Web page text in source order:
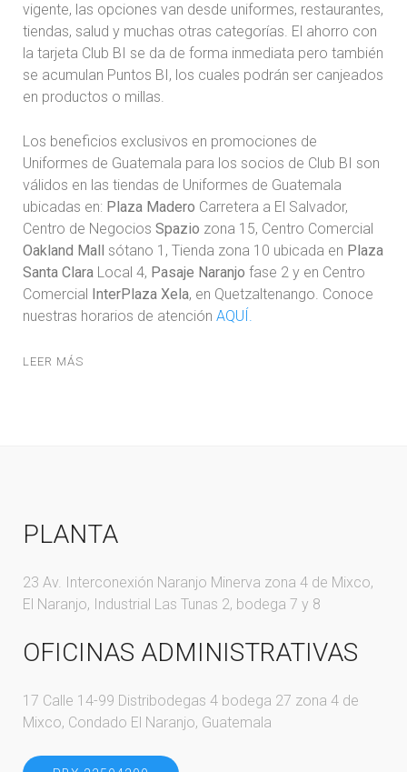
vigente, las opciones van desde uniformes, restaurantes,
tiendas, salud y muchas otras categorías. El ahorro con
la tarjeta Club BI se da de forma inmediata pero también
se acumulan Puntos BI, los cuales podrán ser canjeados
en productos o millas.
Los beneficios exclusivos en promociones de
Uniformes de Guatemala para los socios de Club BI son
válidos en las tiendas de Uniformes de Guatemala
ubicadas en: Plaza Madero Carretera a El Salvador,
Centro de Negocios Spazio zona 15, Centro Comercial
Oakland Mall sótano 1, Tienda zona 10 ubicada en Plaza
Santa Clara Local 4, Pasaje Naranjo fase 2 y en Centro
Comercial InterPlaza Xela, en Quetzaltenango. Conoce
nuestras horarios de atención AQUÍ.
LEER MÁS
PLANTA
23 Av. Interconexión Naranjo Minerva zona 4 de Mixco,
El Naranjo, Industrial Las Tunas 2, bodega 7 y 8
OFICINAS ADMINISTRATIVAS
17 Calle 14-99 Distribodegas 4 bodega 27 zona 4 de
Mixco, Condado El Naranjo, Guatemala